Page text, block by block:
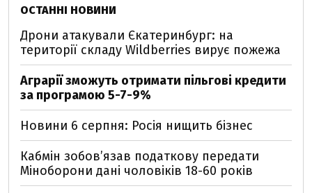
ОСТАННІ НОВИНИ
Дрони атакували Єкатеринбург: на
території складу Wildberries вирує пожежа
Аграрії зможуть отримати пільгові кредити
за програмою 5-7-9%
Новини 6 серпня: Росія нищить бізнес
Кабмін зобовʼязав податкову передати
Міноборони дані чоловіків 18-60 років